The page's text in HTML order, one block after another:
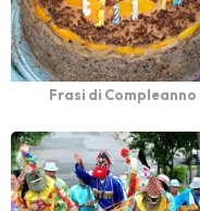
Frasi di Compleanno